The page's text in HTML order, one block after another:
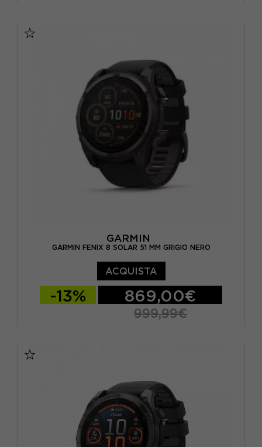
GARMIN
GARMIN FENIX 8 SOLAR 51 MM GRIGIO NERO
ACQUISTA
-13% 869,00€
999,99€